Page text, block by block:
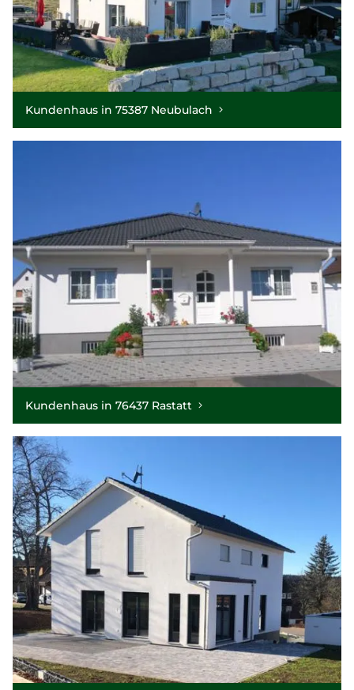
Kundenhaus in 75387 Neubulach
Kundenhaus in 76437 Rastatt